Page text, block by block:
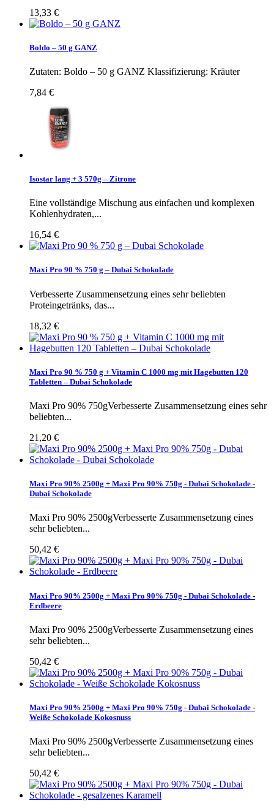
13,33 €
Boldo – 50 g GANZ
Zutaten: Boldo – 50 g GANZ Klassifizierung: Kräuter
7,84 €
Isostar lang + 3 570g – Zitrone
Eine vollständige Mischung aus einfachen und komplexen
Kohlenhydraten,...
16,54 €
Maxi Pro 90 % 750 g – Dubai Schokolade
Verbesserte Zusammensetzung eines sehr beliebten
Proteingetränks, das...
18,32 €
Maxi Pro 90 % 750 g + Vitamin C 1000 mg mit Hagebutten 120
Tabletten – Dubai Schokolade
Maxi Pro 90% 750gVerbesserte Zusammensetzung eines sehr
beliebten...
21,20 €
Maxi Pro 90% 2500g + Maxi Pro 90% 750g - Dubai Schokolade -
Dubai Schokolade
Maxi Pro 90% 2500gVerbesserte Zusammensetzung eines
sehr beliebten...
50,42 €
Maxi Pro 90% 2500g + Maxi Pro 90% 750g - Dubai Schokolade -
Erdbeere
Maxi Pro 90% 2500gVerbesserte Zusammensetzung eines
sehr beliebten...
50,42 €
Maxi Pro 90% 2500g + Maxi Pro 90% 750g - Dubai Schokolade -
Weiße Schokolade Kokosnuss
Maxi Pro 90% 2500gVerbesserte Zusammensetzung eines
sehr beliebten...
50,42 €